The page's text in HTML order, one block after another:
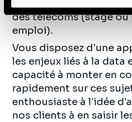
télécoms ou de conseil
des télécoms (stage ou
emploi).
Vous disposez d'une
les enjeux liés à la data
capacité à monter en
rapidement sur ces
enthousiaste à l'idée
nos clients à en saisir